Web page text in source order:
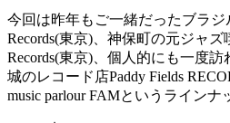
今回は昨年もご一緒だったブラジ
Records(東京)、神保町の元ジャ
Records(東京)、個人的にも一度
城のレコード店Paddy Fields
music parlour FAMというラインナ